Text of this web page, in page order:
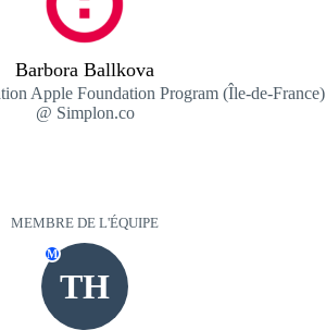
Barbora Ballkova
Apple Foundation Program (Île-de-France)
@ Simplon.co
MEMBRE DE L'ÉQUIPE
TH
M